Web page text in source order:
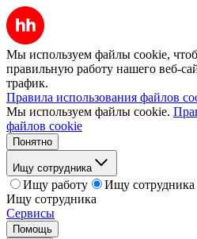
Мы используем файлы cookie,
правильную работу нашего веб-
трафик.
Правила использования файлов
Мы используем файлы cookie.
файлов cookie
Понятно
Ищу сотрудника
Ищу работу
Ищу сотрудника
Ищу сотрудника
Сервисы
Помощь